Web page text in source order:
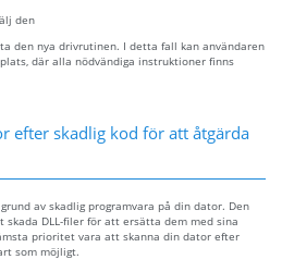
den
den nya drivrutinen. I detta fall kan användaren
där alla nödvändiga instruktioner finns
efter skadlig kod för att åtgärda
av skadlig programvara på din dator. Den
skada DLL-filer för att ersätta dem med sina
prioritet vara att skanna din dator efter
som möjligt.